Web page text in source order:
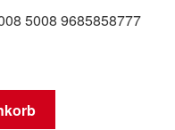
5008 9685858777